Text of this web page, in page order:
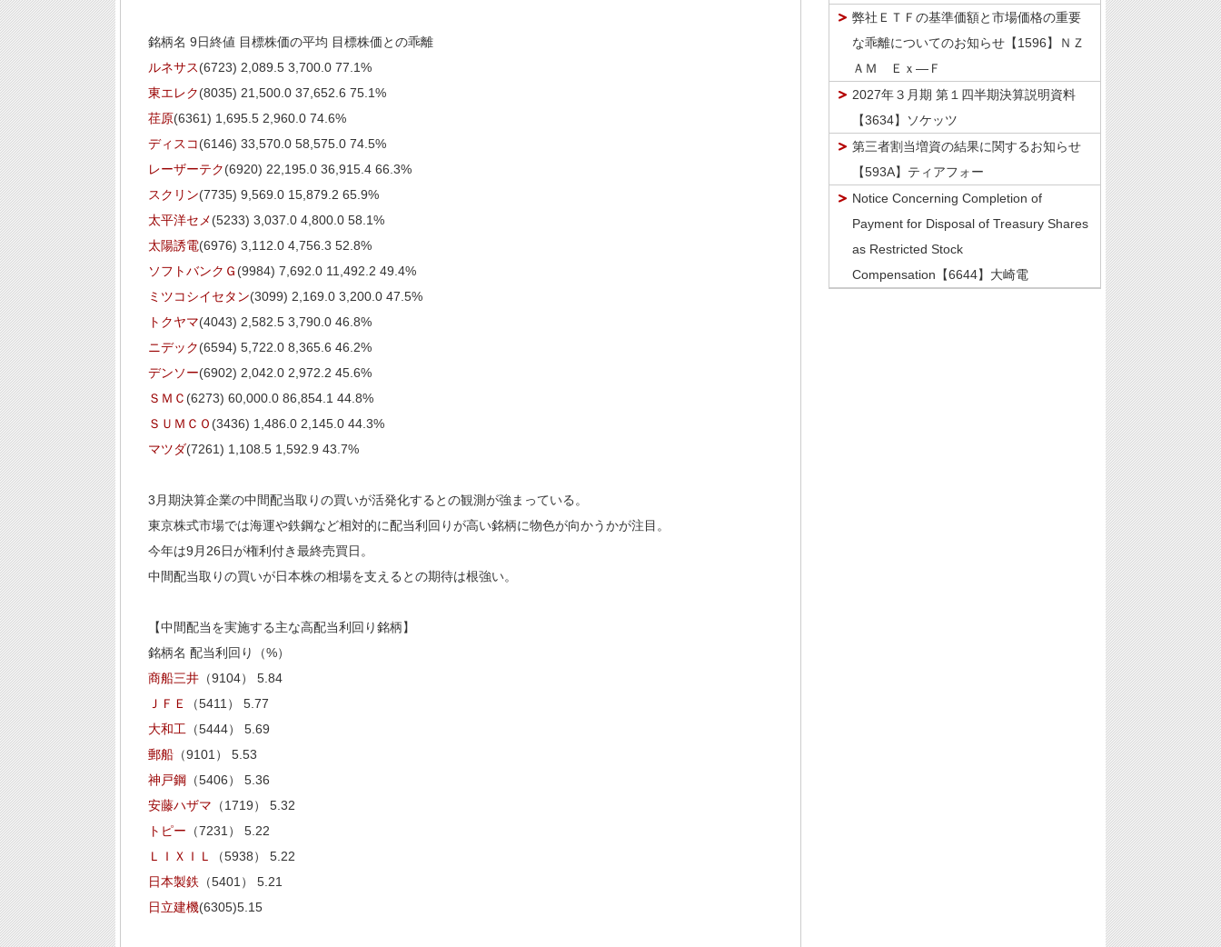
銘柄名 9日終値 目標株価の平均 目標株価との乖離
ルネサス(6723) 2,089.5 3,700.0 77.1%
東エレク(8035) 21,500.0 37,652.6 75.1%
荏原(6361) 1,695.5 2,960.0 74.6%
ディスコ(6146) 33,570.0 58,575.0 74.5%
レーザーテク(6920) 22,195.0 36,915.4 66.3%
スクリン(7735) 9,569.0 15,879.2 65.9%
太平洋セメ(5233) 3,037.0 4,800.0 58.1%
太陽誘電(6976) 3,112.0 4,756.3 52.8%
ソフトバンクＧ (9984) 7,692.0 11,492.2 49.4%
ミツコシイセタン(3099) 2,169.0 3,200.0 47.5%
トクヤマ(4043) 2,582.5 3,790.0 46.8%
ニデック(6594) 5,722.0 8,365.6 46.2%
デンソー(6902) 2,042.0 2,972.2 45.6%
ＳＭＣ (6273) 60,000.0 86,854.1 44.8%
ＳＵＭＣＯ (3436) 1,486.0 2,145.0 44.3%
マツダ(7261) 1,108.5 1,592.9 43.7%
3月期決算企業の中間配当取りの買いが活発化するとの観測が強まっている。
東京株式市場では海運や鉄鋼など相対的に配当利回りが高い銘柄に物色が向かうかが注目。
今年は9月26日が権利付き最終売買日。
中間配当取りの買いが日本株の相場を支えるとの期待は根強い。
【中間配当を実施する主な高配当利回り銘柄】
銘柄名 配当利回り（%）
商船三井（9104） 5.84
ＪＦＥ
（5411） 5.77
大和工（5444） 5.69
郵船（9101） 5.53
神戸鋼（5406） 5.36
安藤ハザマ （1719） 5.32
トピー （7231） 5.22
ＬＩＸＩＬ
（5938） 5.22
日本製鉄 （5401） 5.21
日立建機(6305)5.15
弊社ＥＴＦの基準価額と市場価格の重要
な乖離についてのお知らせ【1596】ＮＺ
ＡＭ Ｅｘ―Ｆ
2027年３月期 第１四半期決算説明資料
【3634】ソケッツ
第三者割当増資の結果に関するお知らせ
【593A】ティアフォー
Notice Concerning Completion of
Payment for Disposal of Treasury Shares
as Restricted Stock
Compensation【6644】大崎電